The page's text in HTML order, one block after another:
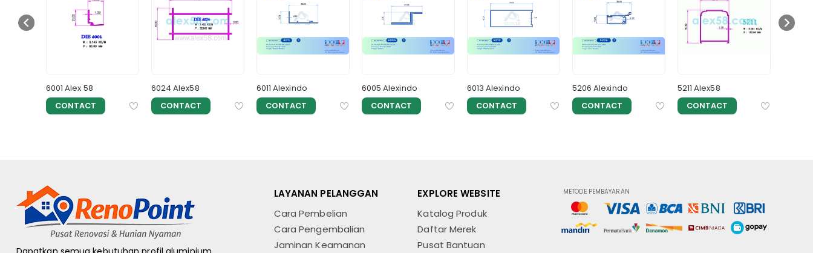
6001 Alex 58
CONTACT
6024 Alex58
CONTACT
6011 Alexindo
CONTACT
6005 Alexindo
CONTACT
6013 Alexindo
CONTACT
5206 Alexindo
CONTACT
5211 Alex58
CONTACT
LAYANAN PELANGGAN
Cara Pembelian
Cara Pengembalian
Jaminan Keamanan
EXPLORE WEBSITE
Katalog Produk
Daftar Merek
Pusat Bantuan
METODE PEMBAYARAN